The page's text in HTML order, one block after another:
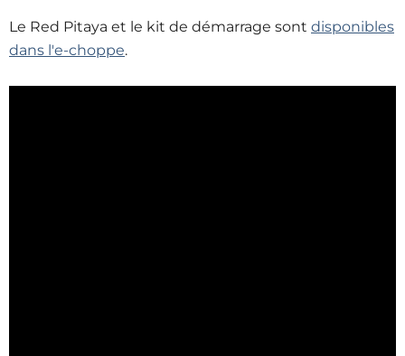
Le Red Pitaya et le kit de démarrage sont disponibles
dans l'e-choppe.